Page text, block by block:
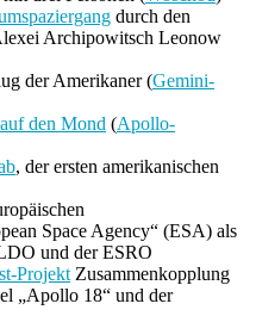
durch den
Archipowitsch Leonow
der Amerikaner (Gemini-
den Mond (Apollo-
, der ersten amerikanischen
Space Agency“ (ESA) als
und der ESRO
Projekt Zusammenkopplung
„Apollo 18“ und der